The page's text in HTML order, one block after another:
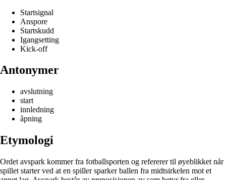
Startsignal
Anspore
Startskudd
Igangsetting
Kick-off
Antonymer
avslutning
start
innledning
åpning
Etymologi
Ordet avspark kommer fra fotballsporten og refererer til øyeblikket når
spillet starter ved at en spiller sparker ballen fra midtsirkelen mot et